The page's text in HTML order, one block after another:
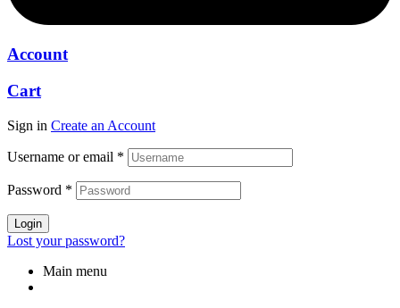
Account
Cart
Sign in Create an Account
Username or email *
Password *
Login
Lost your password?
Main menu